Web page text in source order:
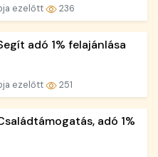
ezelőtt 236
adó 1% felajánlása
ezelőtt 251
adó 1%